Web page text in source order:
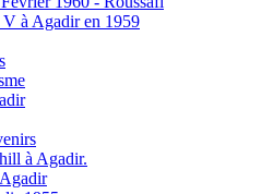
à Agadir en 1959
à Agadir.